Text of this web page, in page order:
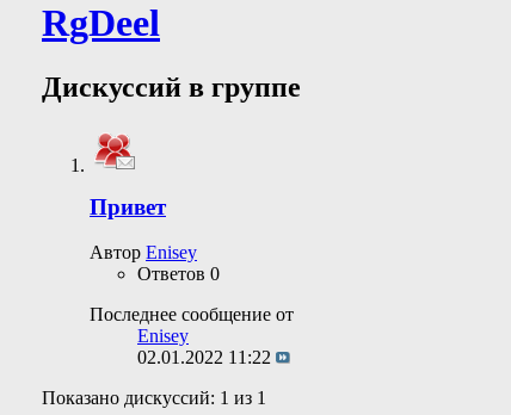
RgDeel
Дискуссий в группе
Привет
Автор Enisey
Ответов 0
Последнее сообщение от
Enisey
02.01.2022 11:22
Показано дискуссий: 1 из 1